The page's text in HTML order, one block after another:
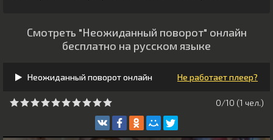
Смотреть "Неожиданный поворот" онлайн
бесплатно на русском языке
Неожиданный поворот онлайн Не работает плеер?
0/10 (1 чeл.)